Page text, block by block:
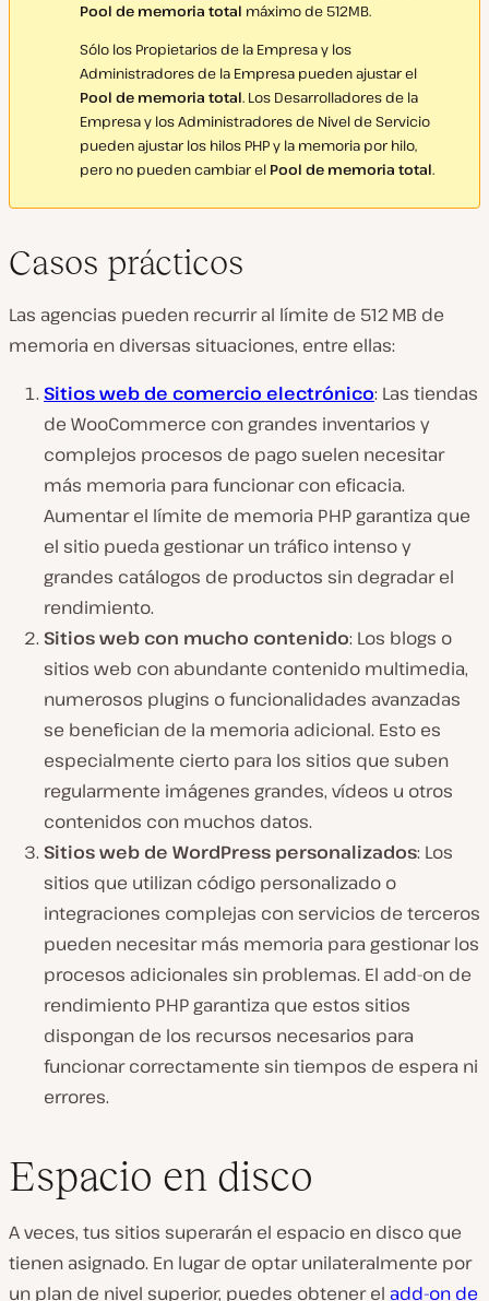
Pool de memoria total máximo de 512MB.
Sólo los Propietarios de la Empresa y los
Administradores de la Empresa pueden ajustar el
Pool de memoria total. Los Desarrolladores de la
Empresa y los Administradores de Nivel de Servicio
pueden ajustar los hilos PHP y la memoria por hilo,
pero no pueden cambiar el Pool de memoria total.
Casos prácticos
Las agencias pueden recurrir al límite de 512 MB de
memoria en diversas situaciones, entre ellas:
Sitios web de comercio electrónico: Las tiendas
de WooCommerce con grandes inventarios y
complejos procesos de pago suelen necesitar
más memoria para funcionar con eficacia.
Aumentar el límite de memoria PHP garantiza que
el sitio pueda gestionar un tráfico intenso y
grandes catálogos de productos sin degradar el
rendimiento.
Sitios web con mucho contenido: Los blogs o
sitios web con abundante contenido multimedia,
numerosos plugins o funcionalidades avanzadas
se benefician de la memoria adicional. Esto es
especialmente cierto para los sitios que suben
regularmente imágenes grandes, vídeos u otros
contenidos con muchos datos.
Sitios web de WordPress personalizados: Los
sitios que utilizan código personalizado o
integraciones complejas con servicios de terceros
pueden necesitar más memoria para gestionar los
procesos adicionales sin problemas. El add-on de
rendimiento PHP garantiza que estos sitios
dispongan de los recursos necesarios para
funcionar correctamente sin tiempos de espera ni
errores.
Espacio en disco
A veces, tus sitios superarán el espacio en disco que
tienen asignado. En lugar de optar unilateralmente por
un plan de nivel superior, puedes obtener el add-on de